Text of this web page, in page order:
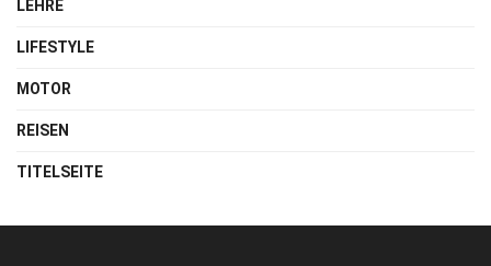
LEHRE
LIFESTYLE
MOTOR
REISEN
TITELSEITE